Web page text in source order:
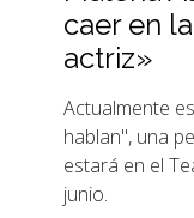
caer en
actriz»
Actualmente
hablan", una
estará en el
junio.